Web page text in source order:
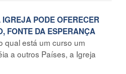
PODE OFERECER
FONTE DA ESPERANÇA
qual está um curso um
a outros Países, a Igreja